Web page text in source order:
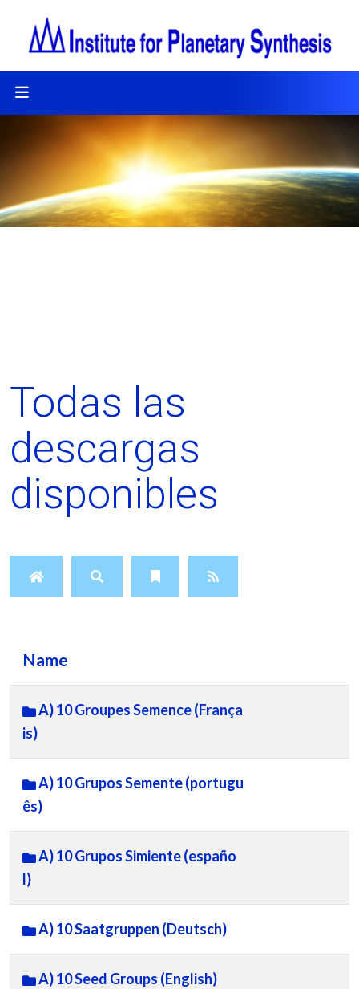
Todas las
descargas
disponibles
Name
A) 10 Groupes Semence (França
is)
A) 10 Grupos Semente (portugu
ês)
A) 10 Grupos Simiente (españo
l)
A) 10 Saatgruppen (Deutsch)
A) 10 Seed Groups (English)